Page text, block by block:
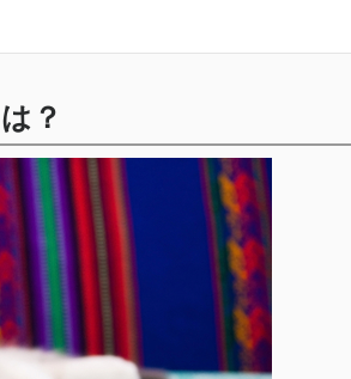
？